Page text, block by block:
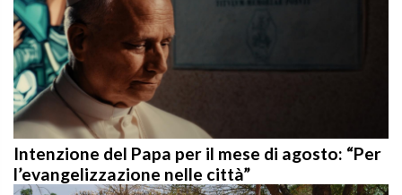
Intenzione del Papa per il mese di agosto: “Per
l’evangelizzazione nelle città”